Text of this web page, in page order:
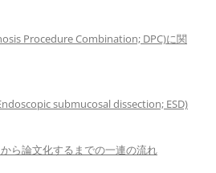
Procedure Combination; DPC)に関
submucosal dissection; ESD)
ら論文化するまでの一連の流れ